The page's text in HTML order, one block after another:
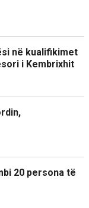
në kualifikimet
i Kembrixhit
20 persona të